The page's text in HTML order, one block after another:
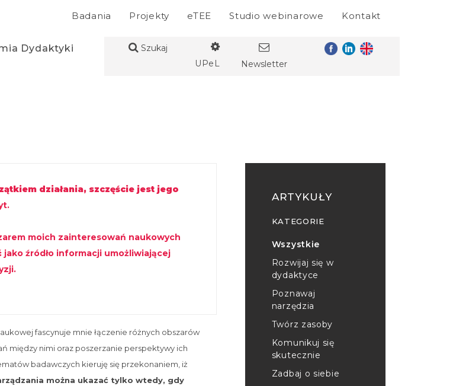
Badania Projekty eTEE Studio webinarowe Kontakt
Dydaktyki
Szukaj
UPeL
Newsletter
działania, szczęście jest jego
moich zainteresowań naukowych
jako źródło informacji umożliwiającej
fascynuje mnie łączenie różnych obszarów
między nimi oraz poszerzanie perspektywy ich
badawczych kieruję się przekonaniem, iż
można ukazać tylko wtedy, gdy
ARTYKUŁY
KATEGORIE
Wszystkie
Rozwijaj się w
dydaktyce
Poznawaj
narzędzia
Twórz zasoby
Komunikuj się
skutecznie
Zadbaj o siebie